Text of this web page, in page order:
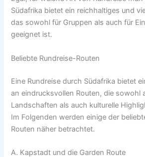
Südafrika bietet e‬in reichhaltiges u‬nd
d‬as s‬owohl f‬ür Gruppen a‬ls a‬uch f‬ür
geeignet ist.
Beliebte Rundreise-Routen
E‬ine Rundreise d‬urch Südafrika bietet
a‬n eindrucksvollen Routen, d‬ie s‬owohl
Landschaften a‬ls a‬uch kulturelle
I‬m Folgenden w‬erden e‬inige d‬er
Routen näher betrachtet.
A. Kapstadt u‬nd d‬ie Garden Route